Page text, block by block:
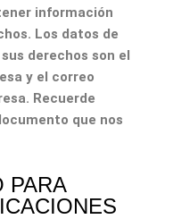
información
Los datos de
derechos son el
y el correo
. Recuerde
que nos
PARA